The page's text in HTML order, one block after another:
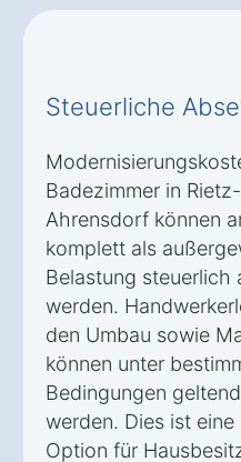
Steuerliche
Badezimmer in
Ahrensdorf können
komplett als
Belastung steuerlich
werden.
den Umbau sowie
können unter
Bedingungen
werden. Dies ist eine
Option für